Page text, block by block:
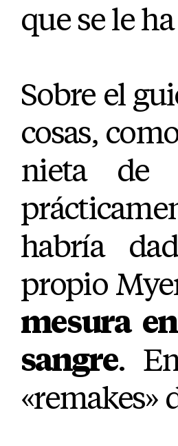
que se le
Sobre el
cosas,
nieta de
habría
propio
mesura
sangre.
«remakes»